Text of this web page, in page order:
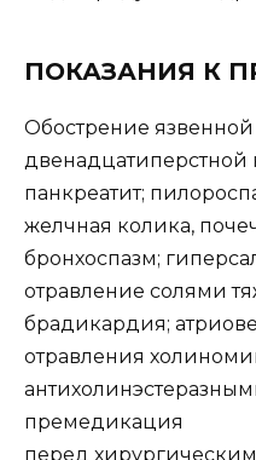
ПОКАЗАНИЯ К
Обострение
двенадцатиперстной
панкреатит;
желчная колика,
бронхоспазм;
отравление солями
брадикардия;
отравления
премедикация
перед